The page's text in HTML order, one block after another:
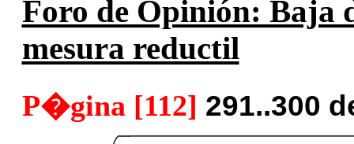
Foro de Opinión: Baja
mesura reductil
P�gina [112] 291..300